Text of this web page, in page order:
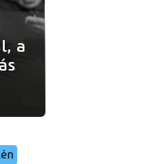
a